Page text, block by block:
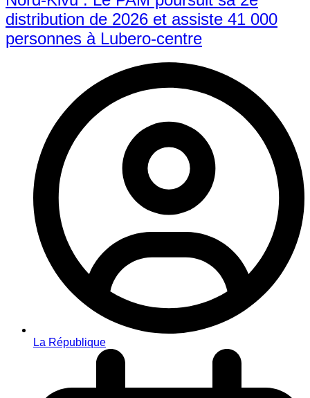
distribution de 2026 et assiste 41 000
personnes à Lubero-centre
La République